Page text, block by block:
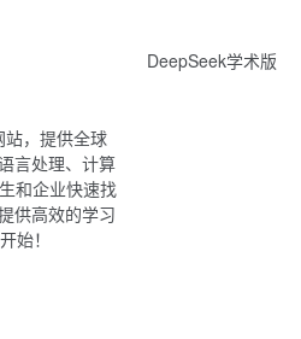
，提供全球
言处理、计算
和企业快速找
供高效的学习
始！
DeepSeek学术版